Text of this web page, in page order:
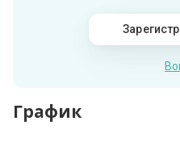
График